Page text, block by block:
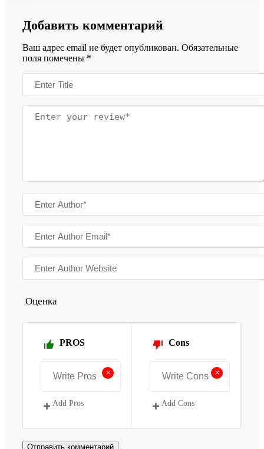
Добавить комментарий
Ваш адрес email не будет опубликован. Обязательные
поля помечены *
Оценка
PROS
+
Add Pros
Cons
+
Add Cons